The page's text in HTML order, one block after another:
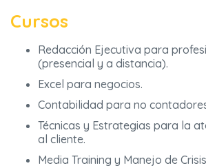
Cursos
Redacción Ejecutiva para
(presencial y a distancia).
Excel para negocios.
Contabilidad para no
Técnicas y Estrategias para la
al cliente.
Media Training y Manejo de